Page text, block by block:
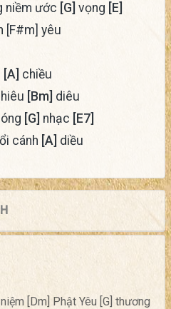
niềm ước [G] vọng
[E]
[F#m] yêu
[A] chiều
[Bm] diêu
[G] nhạc
[E7]
cánh [A] diều
[Dm] Phật Yêu [G] thương